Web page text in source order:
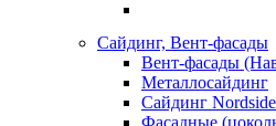
Сайдинг, Вент-фасады
Вент-фасады
Металлосайдинг
Сайдинг Nordside
Фасадные